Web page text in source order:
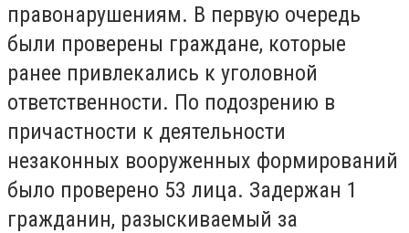
правонарушениям. В первую очередь
были проверены граждане, которые
ранее привлекались к уголовной
ответственности. По подозрению в
причастности к деятельности
незаконных вооруженных формирований
было проверено 53 лица. Задержан 1
гражданин, разыскиваемый за